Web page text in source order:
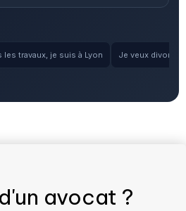
travaux, je suis à Lyon Je veux
avocat ?